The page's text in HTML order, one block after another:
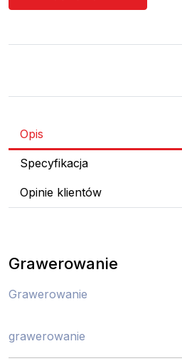
Opis
Specyfikacja
Opinie klientów
Grawerowanie
Grawerowanie
grawerowanie